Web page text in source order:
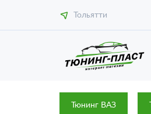
Тольятти
Тюнинг ВАЗ